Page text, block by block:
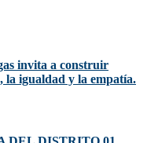
invita a construir
la igualdad y la empatía.